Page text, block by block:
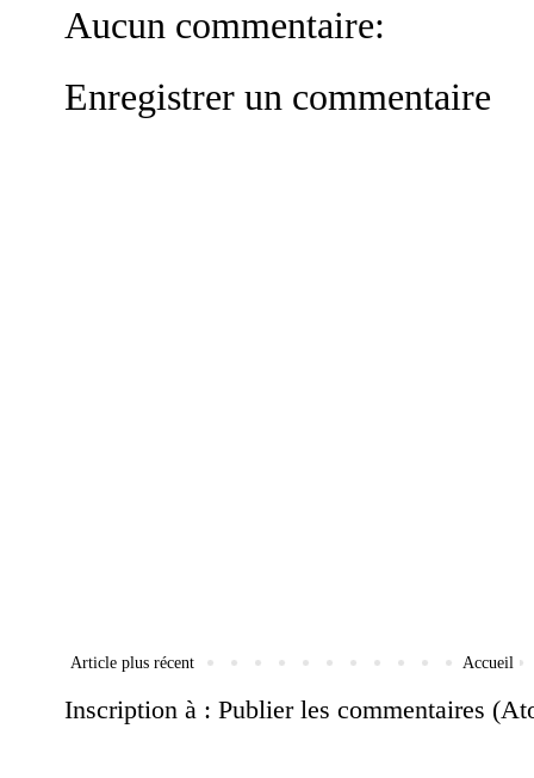
Aucun commentaire:
Enregistrer un commentaire
Article plus récent Accueil
Inscription à : Publier les commentaires